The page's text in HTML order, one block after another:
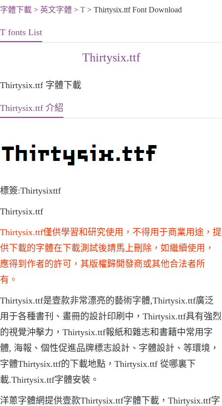
字體下載 > 英文字體 > T > Thirtysix.ttf Font Download
T fonts List
Thirtysix.ttf
Thirtysix.ttf 字體下載
Thirtysix.ttf 介紹
標簽:Thirtysixttf
Thirtysix.ttf
Thirtysix.ttf僅供學習和研究使用，不得用于商業用途，提
供下載的字體在下載測試後請馬上刪除，如繼續使用，
應得到作者的許可，其版權歸開發商或其他合法者所
有。
Thirtysix.ttf是壹款非常漂亮的藝術字體,Thirtysix.ttf廣泛
用于各種書刊、畫冊的設計印刷中，Thirtysix.ttf具有強烈
的視覺沖擊力，Thirtysix.ttf報紙和雜志和書籍中常用字
體, 海報、個性促進品牌標志設計、字體設計、等環境，
字體Thirtysix.ttf的下載地點，Thirtysix.ttf 從哪裏下
載.Thirtysix.ttf字體安裝。
洋蔥字體網提供壹款Thirtysix.ttf字體下載，Thirtysix.ttf字